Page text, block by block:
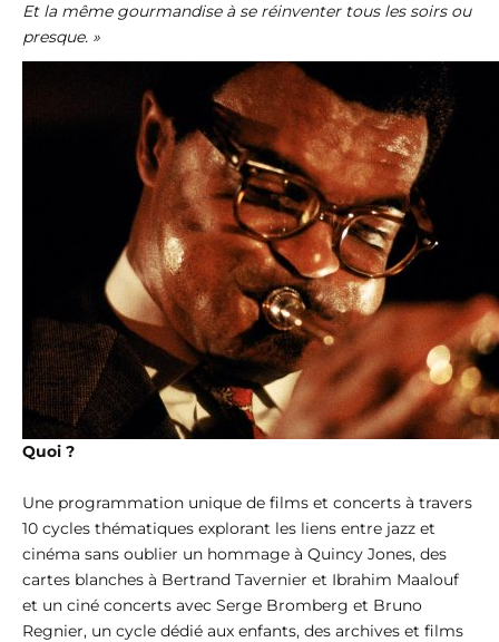
Et la même gourmandise à se réinventer tous les soirs ou
presque. »
Quoi ?
Une programmation unique de films et concerts à travers
10 cycles thématiques explorant les liens entre jazz et
cinéma sans oublier un hommage à Quincy Jones, des
cartes blanches à Bertrand Tavernier et Ibrahim Maalouf
et un ciné concerts avec Serge Bromberg et Bruno
Regnier, un cycle dédié aux enfants, des archives et films